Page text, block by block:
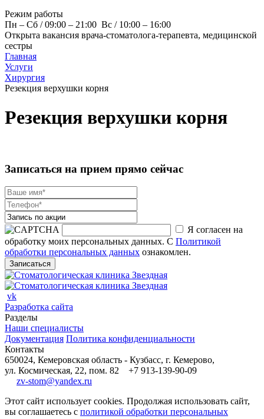
Режим работы
Пн – Cб / 09:00 – 21:00 Вс / 10:00 – 16:00
Открыта вакансия врача-стоматолога-терапевта, медицинской
сестры
Главная
Услуги
Хирургия
Резекция верхушки корня
Резекция верхушки корня
Записаться на прием прямо сейчас
Я согласен на
обработку моих персональных данных. С Политикой
обработки персональных данных ознакомлен.
vk
Разработка сайта
Разделы
Наши специалисты
Документация Политика конфиденциальности
Контакты
650024, Кемеровская область - Кузбасс, г. Кемерово,
ул. Космическая, 22, пом. 82
+7 913-139-90-09
zv-stom@yandex.ru
Этот сайт использует cookies. Продолжая использовать сайт,
вы соглашаетесь с политикой обработки персональных